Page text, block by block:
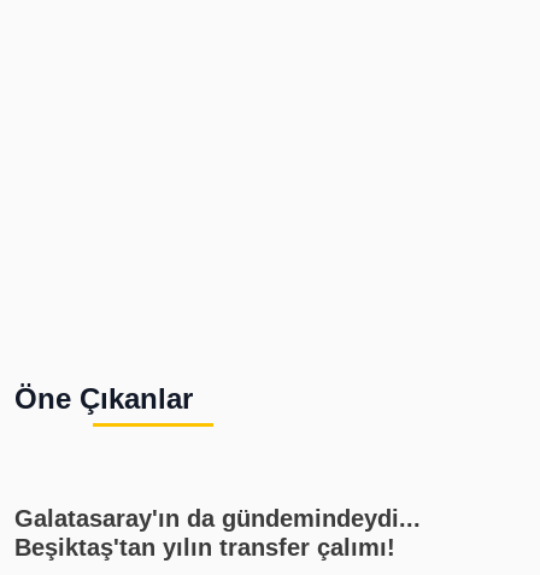
Öne Çıkanlar
Galatasaray'ın da gündemindeydi...
Beşiktaş'tan yılın transfer çalımı!